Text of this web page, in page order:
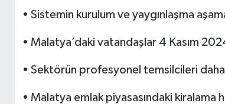
• Sistemin kurulum ve yaygınlaşma
• Malatya’daki vatandaşlar 4 Kasım
• Sektörün profesyonel temsilcileri
• Malatya emlak piyasasındaki